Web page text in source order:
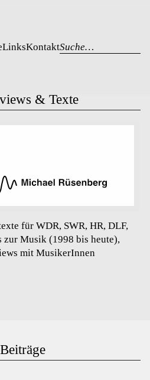
LinksKontaktSuche…
& Texte
für WDR, SWR, HR, DLF,
zur Musik (1998 bis heute),
mit MusikerInnen